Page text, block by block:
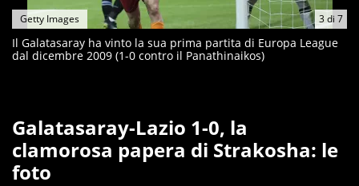
3di 7
Getty Images
Il Galatasaray ha vinto la sua prima partita di Europa League
dal dicembre 2009 (1-0 contro il Panathinaikos)
Galatasaray-Lazio 1-0, la
clamorosa papera di Strakosha: le
foto